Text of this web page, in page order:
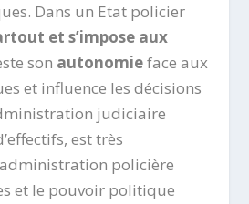
Dans un Etat policier
et s’impose aux
son autonomieface aux
et influence les décisions
judiciaire
est très
policière
et le pouvoir politique